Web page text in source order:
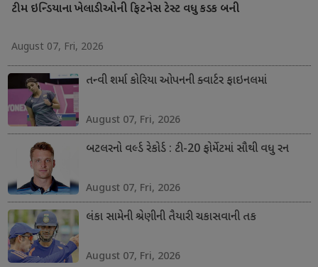
ટીમ ઇન્ડિયાના ખેલાડીઓની ફિટનેસ ટેસ્ટ વધુ કડક બની
August 07, Fri, 2026
તન્વી શર્મા કોરિયા ઓપનની ક્વાર્ટર ફાઇનલમાં
August 07, Fri, 2026
બટલરનો વર્લ્ડ રેકોર્ડ : ટી-20 ફોર્મેટમાં સૌથી વધુ રન
August 07, Fri, 2026
લંકા સામેની શ્રેણીની તૈયારી ચકાસવાની તક
August 07, Fri, 2026